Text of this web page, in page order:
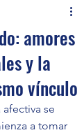
amores
y la
vínculo
se
a tomar